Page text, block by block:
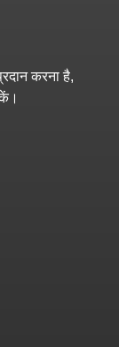
करना है,